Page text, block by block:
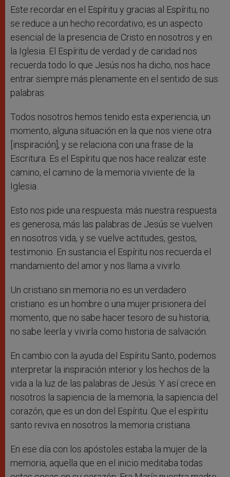
Este recordar en el Espíritu y gracias al Espíritu, no
se reduce a un hecho recordativo, es un aspecto
esencial de la presencia de Cristo en nosotros y en
la Iglesia. El Espíritu de verdad y de caridad nos
recuerda todo lo que Jesús nos ha dicho, nos hace
entrar siempre más plenamente en el sentido de sus
palabras.
Todos nosotros hemos tenido esta experiencia, un
momento, alguna situación en la que nos viene otra
[inspiración], y se relaciona con una frase de la
Escritura. Es el Espíritu que nos hace realizar este
camino, el camino de la memoria viviente de la
Iglesia.
Esto nos pide una respuesta: más nuestra respuesta
es generosa, más las palabras de Jesús se vuelven
en nosotros vida, y se vuelve actitudes, gestos,
testimonio. En sustancia el Espíritu nos recuerda el
mandamiento del amor y nos llama a vivirlo.
Un cristiano sin memoria no es un verdadero
cristiano: es un hombre o una mujer prisionera del
momento, que no sabe hacer tesoro de su historia,
no sabe leerla y vivirla como historia de salvación.
En cambio con la ayuda del Espíritu Santo, podemos
interpretar la inspiración interior y los hechos de la
vida a la luz de las palabras de Jesús. Y así crece en
nosotros la sapiencia de la memoria, la sapiencia del
corazón, que es un don del Espíritu. Que el espíritu
santo reviva en nosotros la memoria cristiana.
En ese día con los apóstoles estaba la mujer de la
memoria, aquella que en el inicio meditaba todas